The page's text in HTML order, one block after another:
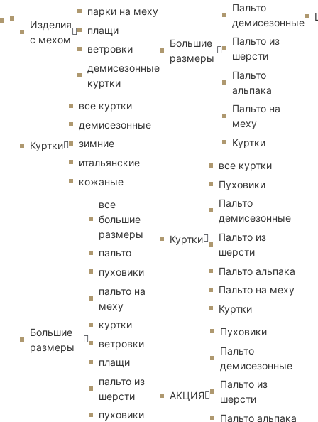
Изделия
с мехом
парки на меху
плащи
ветровки
демисезонные
куртки
Куртки
все куртки
демисезонные
зимние
итальянские
кожаные
Большие
размеры
все
большие
размеры
пальто
пуховики
пальто на
меху
куртки
ветровки
плащи
пальто из
шерсти
пуховики
Большие
размеры
Пальто
демисезонные
Пальто из
шерсти
Пальто
альпака
Пальто на
меху
Куртки
Куртки
все куртки
Пуховики
Пальто
демисезонные
Пальто из
шерсти
Пальто альпака
Пальто на меху
Куртки
АКЦИЯ
Пуховики
Пальто
демисезонные
Пальто из
шерсти
Пальто альпака